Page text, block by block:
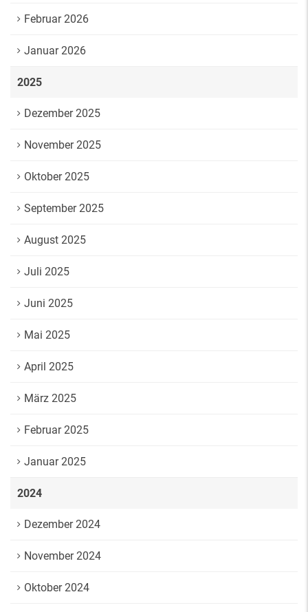
Februar 2026
Januar 2026
2025
Dezember 2025
November 2025
Oktober 2025
September 2025
August 2025
Juli 2025
Juni 2025
Mai 2025
April 2025
März 2025
Februar 2025
Januar 2025
2024
Dezember 2024
November 2024
Oktober 2024